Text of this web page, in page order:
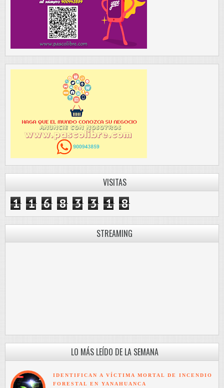
VISITAS
1 1 6 8 3 3 1 8
STREAMING
LO MÁS LEÍDO DE LA SEMANA
IDENTIFICAN A VÍCTIMA MORTAL DE INCENDIO
FORESTAL EN YANAHUANCA